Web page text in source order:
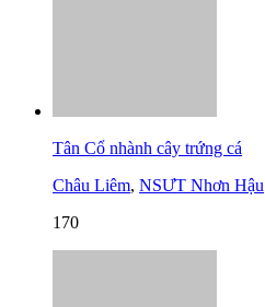
Tân Cổ nhành cây trứng cá
Châu Liêm, NSƯT Nhơn Hậu
170